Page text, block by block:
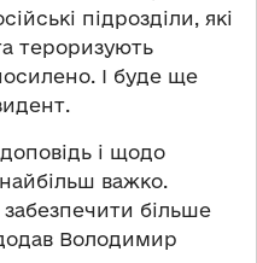
підрозділи, які
тероризують
І буде ще
і щодо
важко.
більше
Володимир